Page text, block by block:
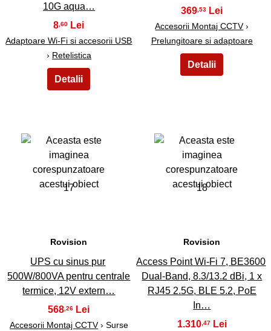
10G aqua…
8 ,60
Adaptoare Wi-Fi si accesorii USB
› Retelistica
369 ,53
Accesorii Montaj CCTV›
Prelungitoare si adaptoare
17
Rovision
UPS cu sinus pur
500W/800VA pentru centrale
termice, 12V extern…
568 ,26
Accesorii Montaj CCTV› Surse
18
Rovision
Access Point Wi-Fi 7, BE3600
Dual-Band, 8.3/13.2 dBi, 1 x
RJ45 2.5G, BLE 5.2, PoE
In…
1.310,47